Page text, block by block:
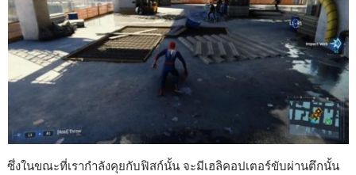
ซึ่งในขณะที่เรากำลังคุยกับฟิสก์นั้น จะมีเฮลิคอปเตอร์ขับผ่านตึกนั้น